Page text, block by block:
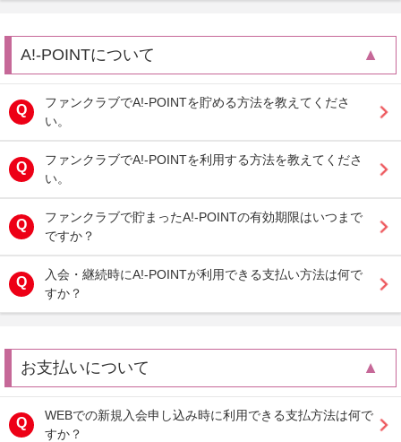
A!-POINTについて
ファンクラブでA!-POINTを貯める方法を教えてくださ
い。
ファンクラブでA!-POINTを利用する方法を教えてくださ
い。
ファンクラブで貯まったA!-POINTの有効期限はいつまで
ですか？
入会・継続時にA!-POINTが利用できる支払い方法は何で
すか？
お支払いについて
WEBでの新規入会申し込み時に利用できる支払方法は何で
すか？